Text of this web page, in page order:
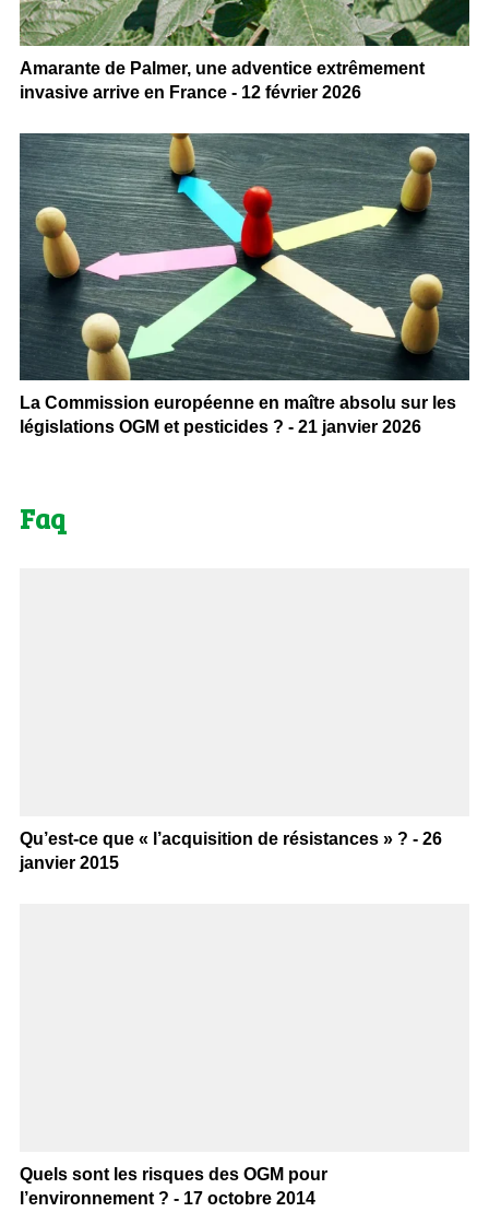
Amarante de Palmer, une adventice extrêmement
invasive arrive en France - 12 février 2026
La Commission européenne en maître absolu sur les
législations OGM et pesticides ? - 21 janvier 2026
Faq
Qu’est-ce que « l’acquisition de résistances » ? - 26
janvier 2015
Quels sont les risques des OGM pour
l’environnement ? - 17 octobre 2014